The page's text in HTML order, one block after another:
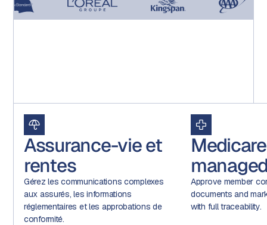
Assurance-vie et
rentes
Gérez les communications complexes
aux assurés, les informations
réglementaires et les approbations de
conformité.
Approve member
documents and
with full traceability.